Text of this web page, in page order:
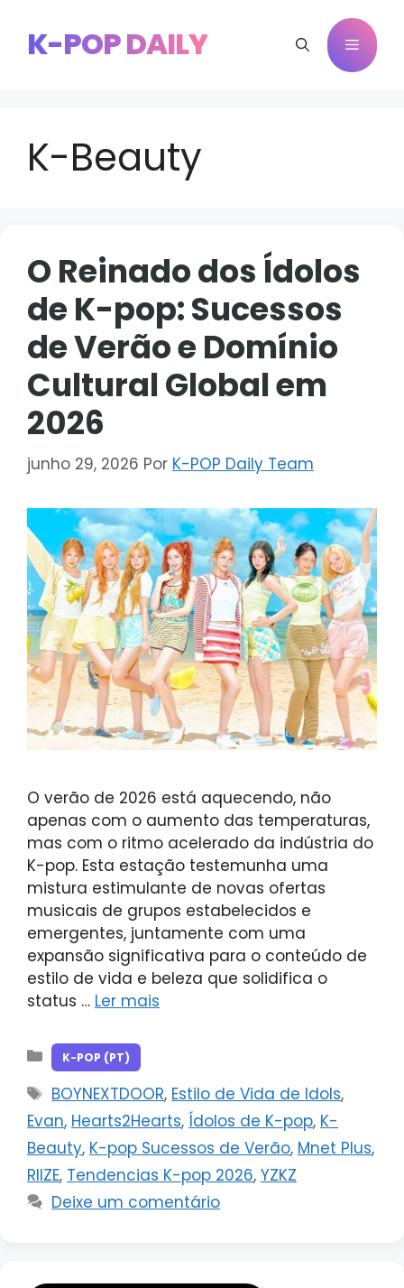
paraK-POP DAILY Menu
K-Beauty
O Reinado dos Ídolos
de K-pop: Sucessos
de Verão e Domínio
Cultural Global em
2026
junho 29, 2026 Por K-POP Daily Team
O verão de 2026 está aquecendo, não
apenas com o aumento das temperaturas,
mas com o ritmo acelerado da indústria do
K-pop. Esta estação testemunha uma
mistura estimulante de novas ofertas
musicais de grupos estabelecidos e
emergentes, juntamente com uma
expansão significativa para o conteúdo de
estilo de vida e beleza que solidifica o
status … Ler mais
Categorias
K-POP (PT)
Tags
BOYNEXTDOOR, Estilo de Vida de Idols,
Evan, Hearts2Hearts, Ídolos de K-pop, K-
Beauty, K-pop Sucessos de Verão, Mnet Plus,
RIIZE, Tendencias K-pop 2026, YZKZ
Deixe um comentário